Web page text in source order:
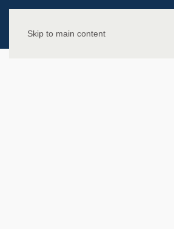
Skip to main content